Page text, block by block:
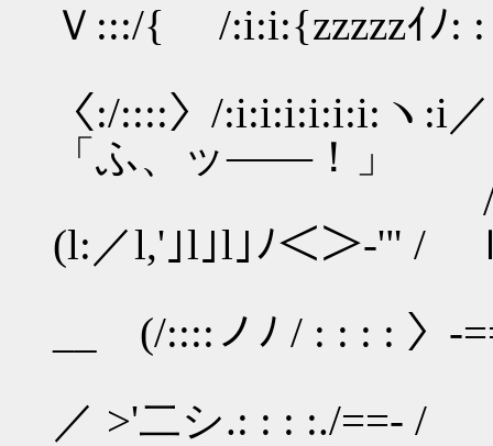
Ｖ:::/{ /:i:i:{zzzzz
〈:/::::〉/
「ふ、ッ――！」
/ ｛ l::ﾄ
(l:／l,'｣l｣l｣ﾉ＜＞-
__ (/::::ノﾉ / : : :
／ >'二シ.: : : :./